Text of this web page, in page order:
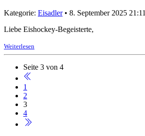
Kategorie: Eisadler• 8. September 2025 21:11
Liebe Eishockey-Begeisterte,
Weiterlesen
Seite 3 von 4
1
2
3
4